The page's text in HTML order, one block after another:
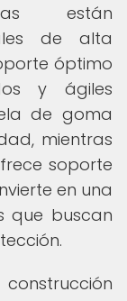
están
de alta
óptimo
y ágiles
de goma
mientras
soporte
en una
que buscan